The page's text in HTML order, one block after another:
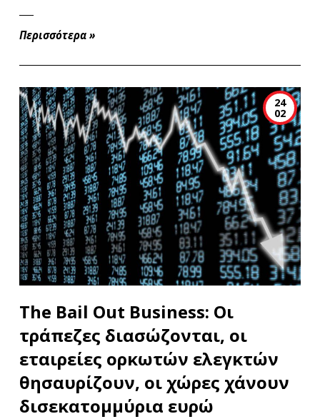
Περισσότερα »
24
02
The Bail Out Business: Oι
τράπεζες διασώζονται, οι
εταιρείες ορκωτών ελεγκτών
θησαυρίζουν, οι χώρες χάνουν
δισεκατομμύρια ευρώ